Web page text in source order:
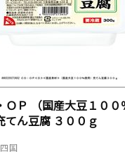
ＯＰ （国産大豆１００
てん豆腐 ３００ｇ
国